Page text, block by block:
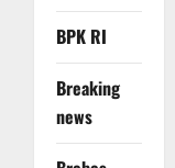
BPK RI
Breaking
news